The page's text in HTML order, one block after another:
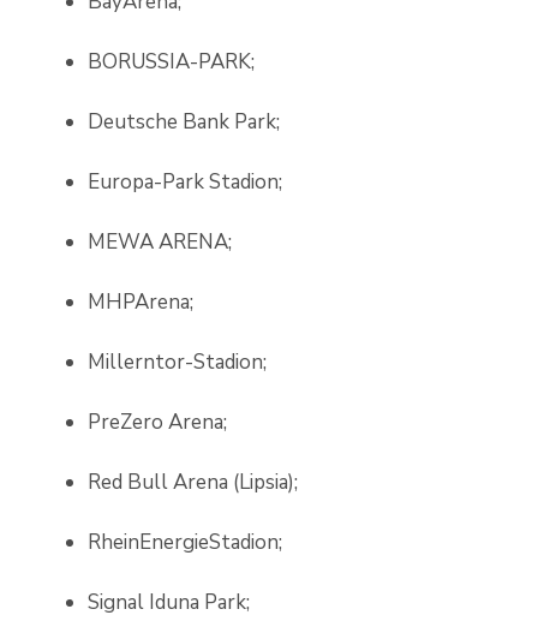
BORUSSIA-PARK;
Deutsche Bank Park;
Europa-Park Stadion;
MEWA ARENA;
MHPArena;
Millerntor-Stadion;
PreZero Arena;
Red Bull Arena (Lipsia);
RheinEnergieStadion;
Signal Iduna Park;